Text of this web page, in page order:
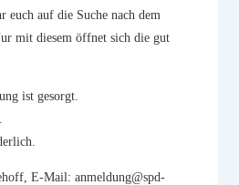
euch auf die Suche nach dem
mit diesem öffnet sich die gut
ist gesorgt.
E-Mail: anmeldung@spd-